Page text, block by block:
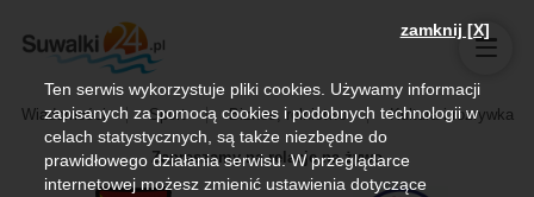
Wiadomości Sport Biznes, rolnictwo Kultura i rozrywka
Zapraszamy na relację na żywo
zamknij [X]
Ten serwis wykorzystuje pliki cookies. Używamy informacji
zapisanych za pomocą cookies i podobnych technologii w
celach statystycznych, są także niezbędne do
prawidłowego działania serwisu. W przeglądarce
internetowej możesz zmienić ustawienia dotyczące